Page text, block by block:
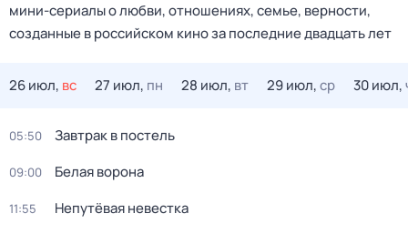
мини-сериалы о любви, отношениях, семье, верности,
созданные в российском кино за последние двадцать лет
26 июл, вс 27 июл, пн 28 июл, вт 29 июл,ср 30 июл,
05:50 Завтрак в постель
09:00 Белая ворона
11:55 Непутёвая невестка